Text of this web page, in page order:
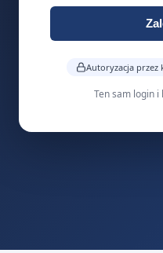
Autoryzacja przez
Ten sam login i